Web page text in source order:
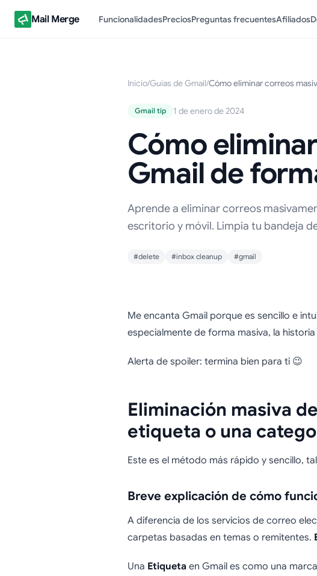
Mail Merge FuncionalidadesPreciosPreguntas frecuentesAfiliados
Inicio/Guías de Gmail/Cómo eliminar correos
Gmail tip 1 de enero de 2024
Cómo
Gmail de
Aprende a eliminar correos
escritorio y móvil. Limpia tu bandeja
#delete #inbox cleanup #gmail
Cómo
en Gmail
Me encanta Gmail porque es sencillo e
especialmente de forma masiva, la
Alerta de spoiler: termina bien para ti 😉
Eliminación masiva
etiqueta o una
Este es el método más rápido y sencillo,
Breve explicación de cómo
A diferencia de los servicios de correo
carpetas basadas en temas o remitentes.
Una Etiqueta en Gmail es como una